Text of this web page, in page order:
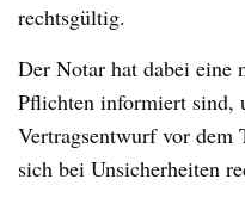
rechtsgültig.
Der Notar hat dabei eine
Pflichten informiert sind,
Vertragsentwurf vor dem
sich bei Unsicherheiten